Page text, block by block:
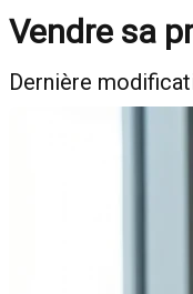
Vendre sa
Dernière